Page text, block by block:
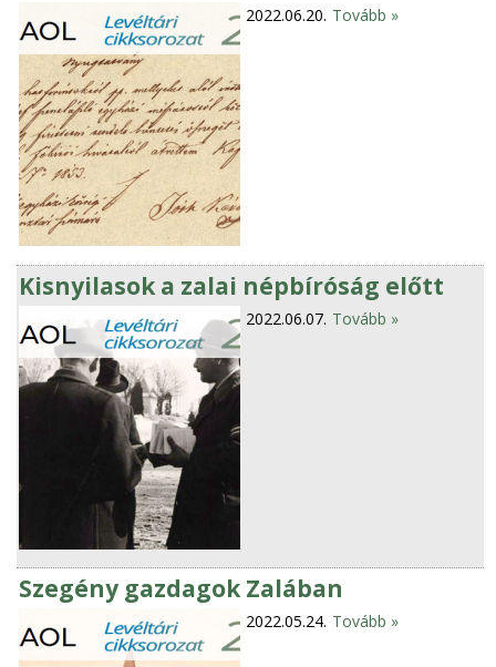
2022.06.20. Tovább »
Kisnyilasok a zalai népbíróság előtt
2022.06.07. Tovább »
Szegény gazdagok Zalában
2022.05.24. Tovább »